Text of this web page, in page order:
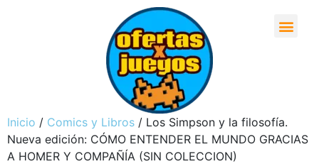
Inicio / Comics y Libros / Los Simpson y la filosofía.
Nueva edición: CÓMO ENTENDER EL MUNDO GRACIAS
A HOMER Y COMPAÑÍA (SIN COLECCION)